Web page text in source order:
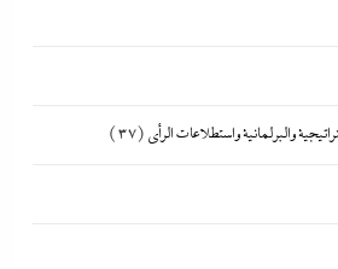
والبرلمانية واستطلاعات الرأى (37)